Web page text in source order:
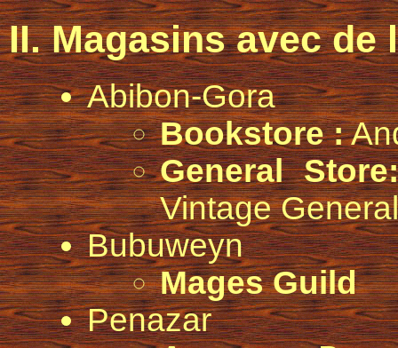
II. Magasins avec
Abibon-Gora
Bookstore :
General
Vintage
Bubuweyn
Mages Guild
Penazar